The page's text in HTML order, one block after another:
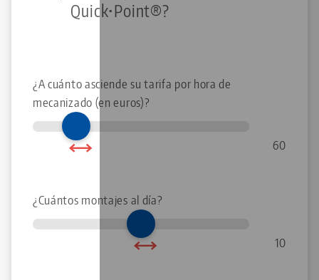
Quick•Point®?
¿A cuánto asciende su tarifa por hora de
mecanizado (en euros)?
60
¿Cuántos montajes al día?
10